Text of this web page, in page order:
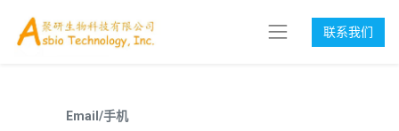
联系我们
Email/手机